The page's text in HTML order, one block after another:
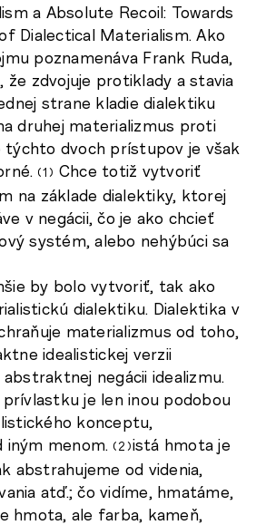
a Absolute Recoil: Towards
Dialectical Materialism. Ako
poznamenáva Frank Ruda,
že zdvojuje protiklady a stavia
strane kladie dialektiku
druhej materializmus proti
týchto dvoch prístupov je však
1
Chce totiž vytvoriť
na základe dialektiky, ktorej
v negácii, čo je ako chcieť
systém, alebo nehýbúci sa
by bolo vytvoriť, tak ako
dialektiku. Dialektika v
materializmus od toho,
idealistickej verzii
negácii idealizmu.
je len inou podobou
konceptu,
iným menom.
2 istá hmota je
abstrahujeme od videnia,
atď.; čo vidíme, hmatáme,
hmota, ale farba, kameň,